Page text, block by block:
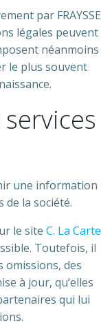
par FRAYSSE
légales peuvent
néanmoins
le plus souvent
une information
de la société.
le site C. La Carte
Toutefois, il
des
à jour, qu’elles
qui lui